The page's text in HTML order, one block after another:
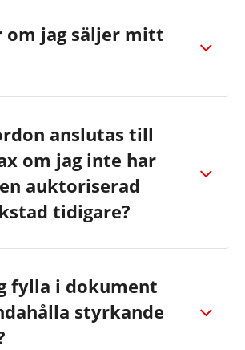
om jag säljer mitt
anslutas till
om jag inte har
auktoriserad
tidigare?
fylla i dokument
styrkande